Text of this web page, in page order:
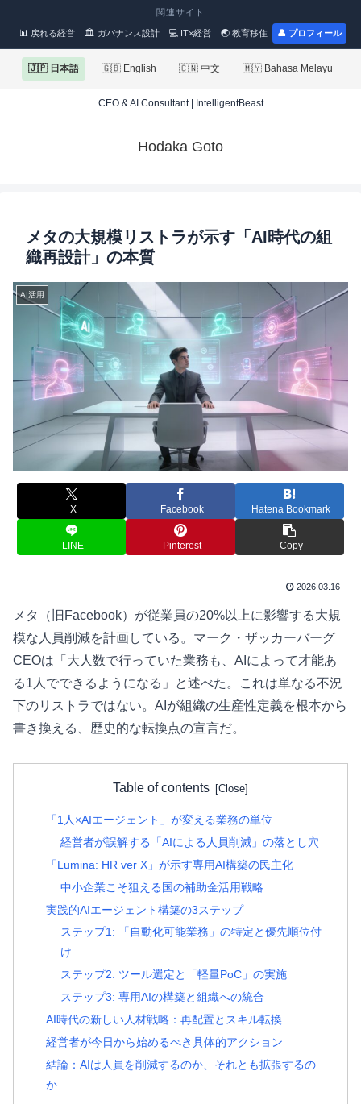
関連サイト
📊 戻れる経営 🏛 ガバナンス設計 💻 IT×経営 🌏 教育移住 👤 プロフィール
🇯🇵 日本語 🇬🇧 English 🇨🇳 中文 🇲🇾 Bahasa Melayu
CEO & AI Consultant | IntelligentBeast
Hodaka Goto
メタの大規模リストラが示す「AI時代の組
織再設計」の本質
AI活用
X Facebook Hatena Bookmark
LINE Pinterest Copy
2026.03.16
メタ（旧Facebook）が従業員の20%以上に影響する大規
模な人員削減を計画している。マーク・ザッカーバーグ
CEOは「大人数で行っていた業務も、AIによって才能あ
る1人でできるようになる」と述べた。これは単なる不況
下のリストラではない。AIが組織の生産性定義を根本から
書き換える、歴史的な転換点の宣言だ。
Table of contents
「1人×AIエージェント」が変える業務の単位
経営者が誤解する「AIによる人員削減」の落とし穴
「Lumina: HR ver X」が示す専用AI構築の民主化
中小企業こそ狙える国の補助金活用戦略
実践的AIエージェント構築の3ステップ
ステップ1: 「自動化可能業務」の特定と優先順位付
け
ステップ2: ツール選定と「軽量PoC」の実施
ステップ3: 専用AIの構築と組織への統合
AI時代の新しい人材戦略：再配置とスキル転換
経営者が今日から始めるべき具体的アクション
結論：AIは人員を削減するのか、それとも拡張するの
か